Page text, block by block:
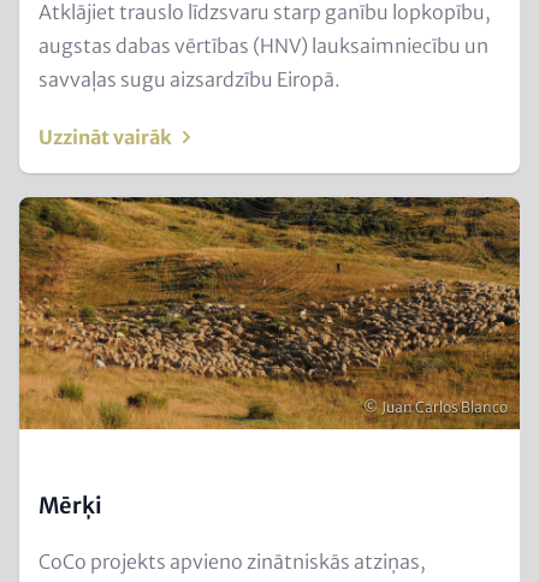
Text
for
Teaser
Metatags
Atklājiet trauslo līdzsvaru starp ganību lopkopību,
augstas dabas vērtības (HNV) lauksaimniecību un
savvaļas sugu aizsardzību Eiropā.
Uzzināt vairāk
Image
(Teaser
only)
Autortiesības
© Juan Carlos Blanco
Mērķi
Text
CoCo projekts apvieno zinātniskās atziņas,